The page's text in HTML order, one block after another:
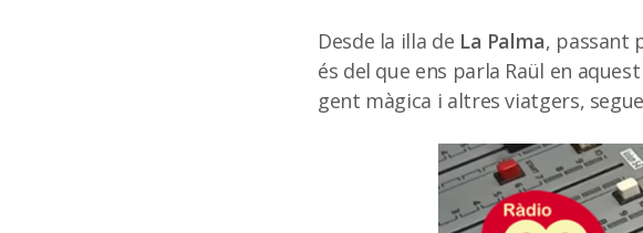
Desde la illa de La Palma, passant
és del que ens parla Raül en
gent màgica i altres viatgers,